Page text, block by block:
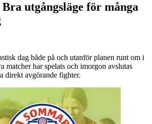
utgångsläge för många
dag både på och utanför planen runt om i
matcher har spelats och imorgon avslutas
direkt avgörande fighter.